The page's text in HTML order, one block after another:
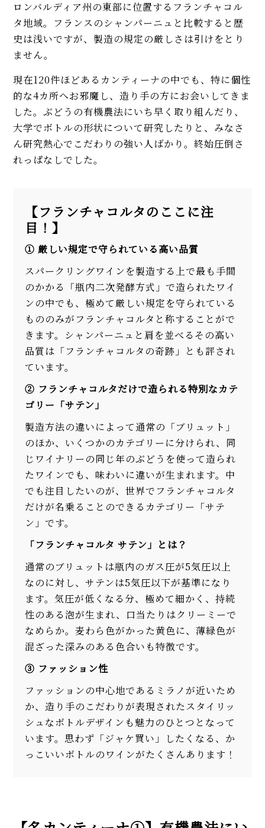
ロンバルディア州の東部に位置するフランチャコル
タ地域。フランスのシャンパーニュと比較すると歴
史は浅いですが、製造の規定の厳しさは引けをとり
ません。
現在120件ほどあるカンティーナの中でも、特に個性
的な4カ所へお邪魔し、造り手の方にお会いしてきま
した。ぶどうの有機農法にいち早く取り組んだり、
大学でボトルの形状について研究したりと、みなさ
ん研究熱心でこだわりの強い人ばかり。終始圧倒さ
れっぱなしでした。
【フランチャコルタのここに注
目！】
① 厳しい規定で守られている高い品質
スパークリングワインを製造する上で最も手間
のかかる「瓶内二次発酵方式」で造られたワイ
ンの中でも、極めて厳しい規定を守られている
もののみがフランチャコルタと称することがで
きます。シャンパーニュと肩を並べるその高い
品質は「フランチャコルタの奇跡」とも評され
ています。
② フランチャコルタだけで造られる特別なカテ
ゴリー「サテン」
製造方法の違いによって通常の「ブリュット」
のほか、いくつかのカテゴリーに分けられ、同
じワイナリーの同じ年のぶどうを使って造られ
たワインでも、味わいに違いが生まれます。中
でも注目したいのが、世界でフランチャコルタ
だけが名乗ることのできるカテゴリー「サテ
ン」です。
「フランチャコルタ サテン」とは？
通常のブリュットは瓶内のガス圧が5気圧以上
なのに対し、サテンは5気圧以下が基準になり
ます。気圧が低くなる分、極めて細かく、持続
性のある泡が生まれ、口当たりはクリーミーで
なめらか。麦わら色がかった黄色に、薄緑色が
混ざった深みのある色合いも特徴です。
③ ファッション性
ファッションの中心地であるミラノが近いため
か、造り手のこだわりが表現されたスタイリッ
シュなボトルデザインも魅力のひとつとなって
います。思わず「ジャケ買い」したくなる、か
っこいいボトルのワインがたくさんあります！